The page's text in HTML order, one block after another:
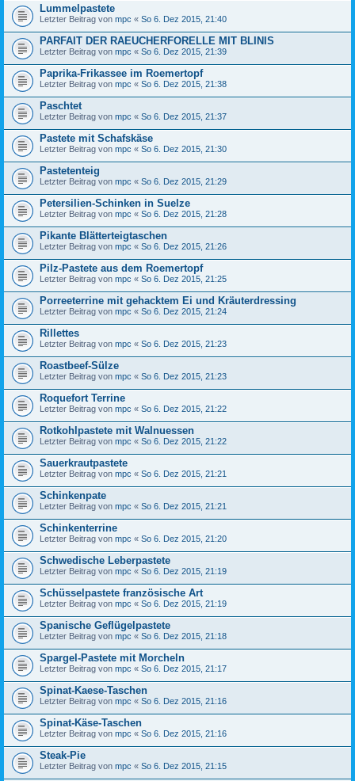
Lummelpastete
Letzter Beitrag von mpc « So 6. Dez 2015, 21:40
PARFAIT DER RAEUCHERFORELLE MIT BLINIS
Letzter Beitrag von mpc « So 6. Dez 2015, 21:39
Paprika-Frikassee im Roemertopf
Letzter Beitrag von mpc « So 6. Dez 2015, 21:38
Paschtet
Letzter Beitrag von mpc « So 6. Dez 2015, 21:37
Pastete mit Schafskäse
Letzter Beitrag von mpc « So 6. Dez 2015, 21:30
Pastetenteig
Letzter Beitrag von mpc « So 6. Dez 2015, 21:29
Petersilien-Schinken in Suelze
Letzter Beitrag von mpc « So 6. Dez 2015, 21:28
Pikante Blätterteigtaschen
Letzter Beitrag von mpc « So 6. Dez 2015, 21:26
Pilz-Pastete aus dem Roemertopf
Letzter Beitrag von mpc « So 6. Dez 2015, 21:25
Porreeterrine mit gehacktem Ei und Kräuterdressing
Letzter Beitrag von mpc « So 6. Dez 2015, 21:24
Rillettes
Letzter Beitrag von mpc « So 6. Dez 2015, 21:23
Roastbeef-Sülze
Letzter Beitrag von mpc « So 6. Dez 2015, 21:23
Roquefort Terrine
Letzter Beitrag von mpc « So 6. Dez 2015, 21:22
Rotkohlpastete mit Walnuessen
Letzter Beitrag von mpc « So 6. Dez 2015, 21:22
Sauerkrautpastete
Letzter Beitrag von mpc « So 6. Dez 2015, 21:21
Schinkenpate
Letzter Beitrag von mpc « So 6. Dez 2015, 21:21
Schinkenterrine
Letzter Beitrag von mpc « So 6. Dez 2015, 21:20
Schwedische Leberpastete
Letzter Beitrag von mpc « So 6. Dez 2015, 21:19
Schüsselpastete französische Art
Letzter Beitrag von mpc « So 6. Dez 2015, 21:19
Spanische Geflügelpastete
Letzter Beitrag von mpc « So 6. Dez 2015, 21:18
Spargel-Pastete mit Morcheln
Letzter Beitrag von mpc « So 6. Dez 2015, 21:17
Spinat-Kaese-Taschen
Letzter Beitrag von mpc « So 6. Dez 2015, 21:16
Spinat-Käse-Taschen
Letzter Beitrag von mpc « So 6. Dez 2015, 21:16
Steak-Pie
Letzter Beitrag von mpc « So 6. Dez 2015, 21:15